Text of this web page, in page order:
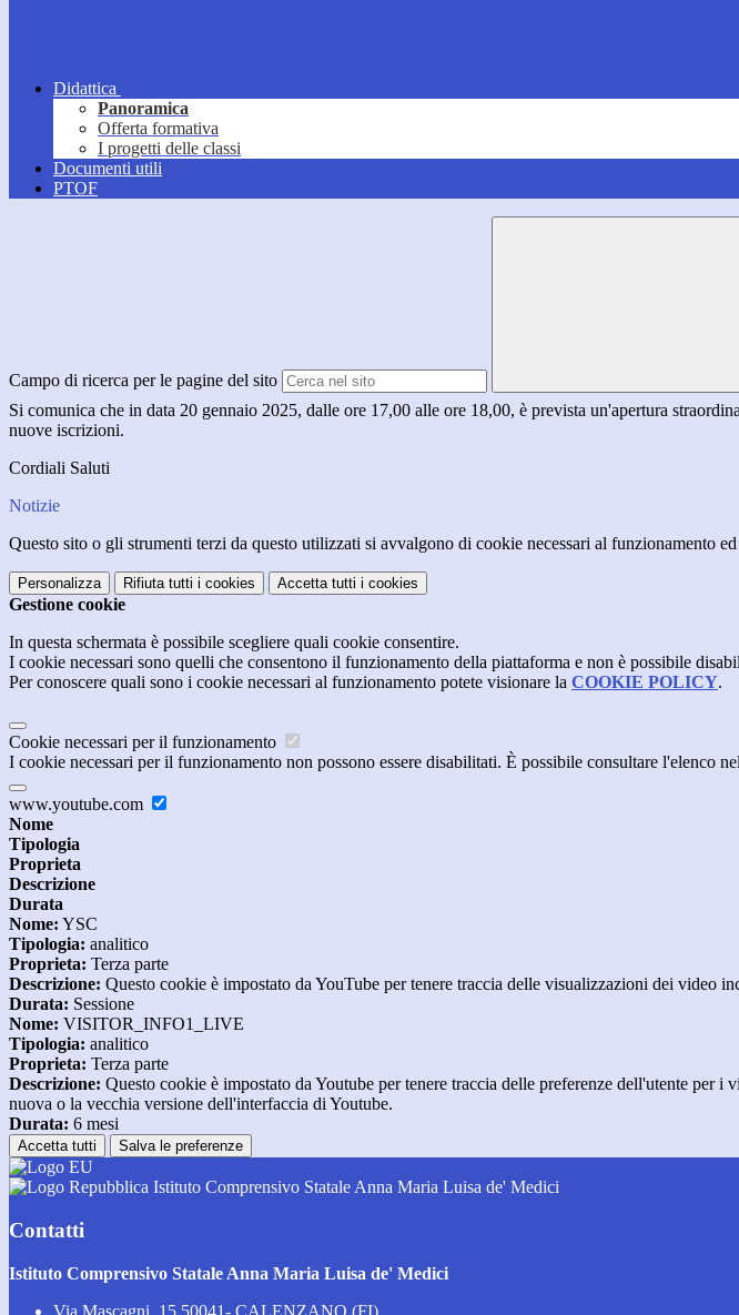
Didattica
Panoramica
Offerta formativa
I progetti delle classi
Documenti utili
PTOF
Campo di ricerca per le pagine del sito
Si comunica che in data 20 gennaio 2025, dalle ore 17,00 alle ore 18,00, è prevista un'apertura
nuove iscrizioni.
Cordiali Saluti
Notizie
Questo sito o gli strumenti terzi da questo utilizzati si avvalgono di cookie necessari al funzionamento
Personalizza Rifiuta tutti i cookies Accetta tutti i cookies
Gestione cookie
In questa schermata è possibile scegliere quali cookie consentire.
I cookie necessari sono quelli che consentono il funzionamento della piattaforma e non è possibile
Per conoscere quali sono i cookie necessari al funzionamento potete visionare la COOKIE POLICY.
Cookie necessari per il funzionamento
I cookie necessari per il funzionamento non possono essere disabilitati. È possibile consultare l'elenco
www.youtube.com
Nome
Tipologia
Proprieta
Descrizione
Durata
Nome: YSC
Tipologia: analitico
Proprieta: Terza parte
Descrizione: Questo cookie è impostato da YouTube per tenere traccia delle visualizzazioni dei video
Durata: Sessione
Nome: VISITOR_INFO1_LIVE
Tipologia: analitico
Proprieta: Terza parte
Descrizione: Questo cookie è impostato da Youtube per tenere traccia delle preferenze dell'utente per
nuova o la vecchia versione dell'interfaccia di Youtube.
Durata: 6 mesi
Accetta tutti Salva le preferenze
Istituto Comprensivo Statale Anna Maria Luisa de' Medici
Contatti
Istituto Comprensivo Statale Anna Maria Luisa de' Medici
Via Mascagni, 15 50041- CALENZANO (FI)